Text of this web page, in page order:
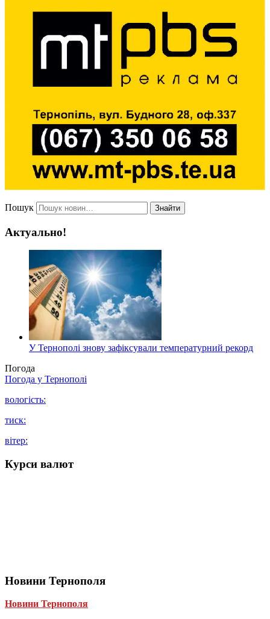
Пошук Знайти
Актуально!
У Тернополі знову зафіксували температурний рекорд
Погода
Погода у Тернополі
вологість:
тиск:
вітер:
Курси валют
Новини Тернополя
Новини Тернополя